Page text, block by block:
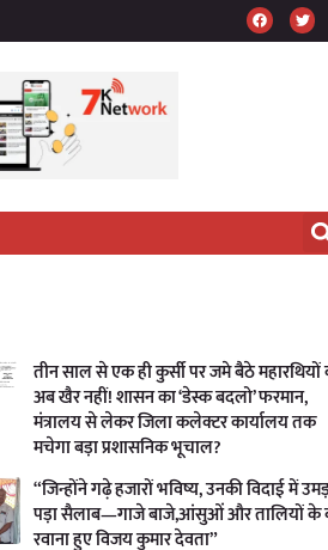
तीन साल से एक ही कुर्सी पर जमे बैठे महारथियों
अब खैर नहीं! शासन का ‘डेस्क बदलो’ फरमान,
मंत्रालय से लेकर जिला कलेक्टर कार्यालय तक
मचेगा बड़ा प्रशासनिक भूचाल?
“जिन्होंने गढ़े हजारों भविष्य, उनकी विदाई में
पड़ा सैलाब—गाजे बाजे,आंसुओं और तालियों के
रवाना हुए विजय कुमार देवता”